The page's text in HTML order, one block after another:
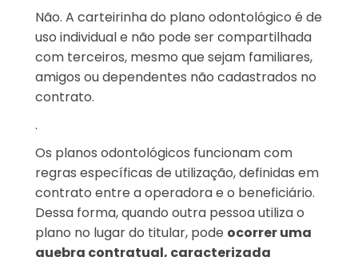
Não. A carteirinha do plano odontológico é de
uso individual e não pode ser compartilhada
com terceiros, mesmo que sejam familiares,
amigos ou dependentes não cadastrados no
contrato.
.
Os planos odontológicos funcionam com
regras específicas de utilização, definidas em
contrato entre a operadora e o beneficiário.
Dessa forma, quando outra pessoa utiliza o
plano no lugar do titular, pode ocorrer uma
quebra contratual, caracterizada